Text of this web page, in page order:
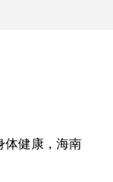
健康，海南